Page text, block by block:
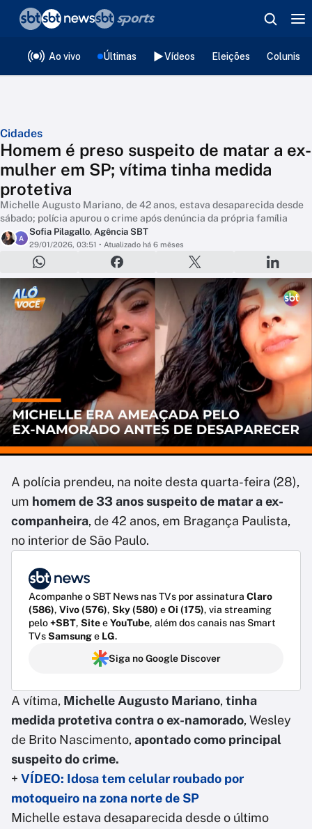
Ao vivo Últimas Vídeos Eleições
Cidades
Homem é preso suspeito de matar a ex-
mulher em SP; vítima tinha medida
protetiva
Michelle Augusto Mariano, de 42 anos, estava desaparecida desde
sábado; polícia apurou o crime após denúncia da própria família
A
Sofia Pilagallo, Agência SBT
29/01/2026, 03:51 • Atualizado há 6 mêses
A polícia prendeu, na noite desta quarta-feira (28),
um homem de 33 anossuspeito de matar a ex-
companheira, de 42 anos, em Bragança Paulista,
no interior de São Paulo.
Acompanhe o SBT News nas TVs por assinatura Claro
(586), Vivo (576), Sky (580) eOi (175), via streaming
pelo+SBT, SiteeYouTube, além dos canais nas Smart
TVsSamsunge LG.
Siga no Google Discover
A vítima, Michelle Augusto Mariano, tinha
medida protetiva contra o ex-namorado, Wesley
de Brito Nascimento, apontado como principal
suspeito do crime.
+ VÍDEO: Idosa tem celular roubado por
motoqueiro na zona norte de SP
Michelle estava desaparecida desde o último
❮voltar
Editorias